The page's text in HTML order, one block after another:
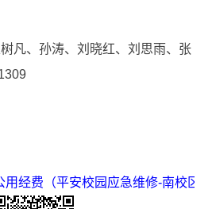
凡、孙涛、刘晓红、刘思雨、张
用经费（平安校园应急维修-南校区